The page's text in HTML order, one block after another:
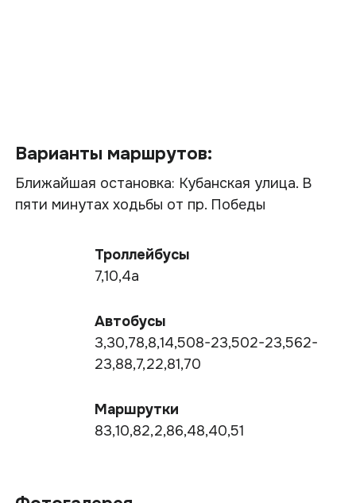
Варианты маршрутов:
Ближайшая остановка: Кубанская улица. В
пяти минутах ходьбы от пр. Победы
Троллейбусы
7,10,4а
Автобусы
3,30,78,8,14,508-23,502-23,562-
23,88,7,22,81,70
Маршрутки
83,10,82,2,86,48,40,51